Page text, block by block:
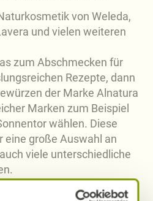
von Weleda,
und vielen weiteren
zum Abschmecken für
Rezepte, dann
der Marke Alnatura
Marken zum Beispiel
wählen. Diese
eine große Auswahl an
viele unterschiedliche
Sie in Ihrem Alnatura